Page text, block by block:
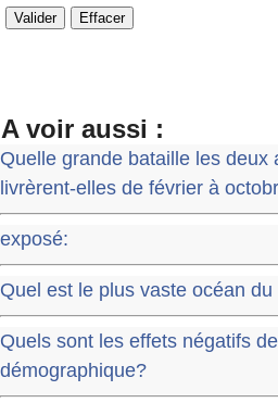
A voir aussi :
Quelle grande bataille les deux
livrèrent-elles de février à
exposé:
Quel est le plus vaste océan du
Quels sont les effets négatifs
démographique?